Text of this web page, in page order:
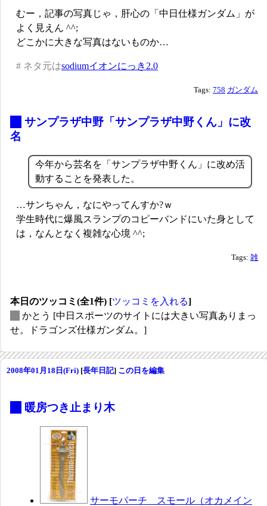
むー，記事の写真じゃ，肝心の「中日仕様ガンダム」が
よく見えん ^^;
どこかに大きな写真はないものか…
# ネタ元はsodiumイオンにっき2.0
Tags: 758 ガンダム
サンプラザ中野「サンプラザ中野くん」に改
名
今年から芸名を「サンプラザ中野くん」に改め活
動することを発表した。
…サンちゃん，なにやってんすか?ｗ
学生時代に爆風スランプのコピーバンドにいた身として
は，なんとなく複雑な心境 ^^;
Tags: 雑
本日のツッコミ(全1件) [ツッコミを入れる]
かとう [中日スポーツのサイトには大きい写真ありまっ
せ。ドラゴンズ仕様ガンダム。]
2008年01月18日(Fri) [長年日記] この日を編集
暖房つき止まり木
サーモパーチ スモール（オカメイン